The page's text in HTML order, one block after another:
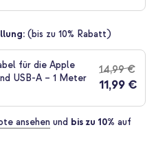
(bis zu 10% Rabatt)
für die Apple
USB-A – 1 Meter
14,99 €
11,99 €
ansehen und bis zu 10% auf